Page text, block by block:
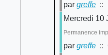
par greffe::
Mercredi 10
Permanence
par greffe::